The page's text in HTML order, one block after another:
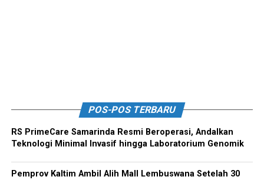
POS-POS TERBARU
RS PrimeCare Samarinda Resmi Beroperasi, Andalkan
Teknologi Minimal Invasif hingga Laboratorium Genomik
Pemprov Kaltim Ambil Alih Mall Lembuswana Setelah 30